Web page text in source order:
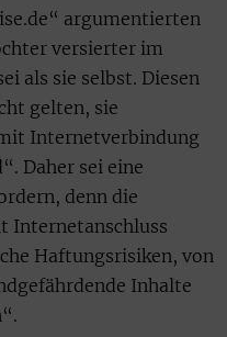
argumentierten
versierter im
als sie selbst. Diesen
gelten, sie
Internetverbindung
Daher sei eine
denn die
Internetanschluss
Haftungsrisiken, von
Inhalte